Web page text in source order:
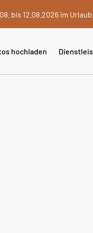
bis 12.08.2026 im
hochladen